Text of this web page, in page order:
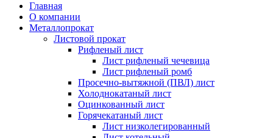
Главная
О компании
Металлопрокат
Листовой прокат
Рифленый лист
Лист рифленый чечевица
Лист рифленый ромб
Просечно-вытяжной (ПВЛ) лист
Холоднокатаный лист
Оцинкованный лист
Горячекатаный лист
Лист низколегированный